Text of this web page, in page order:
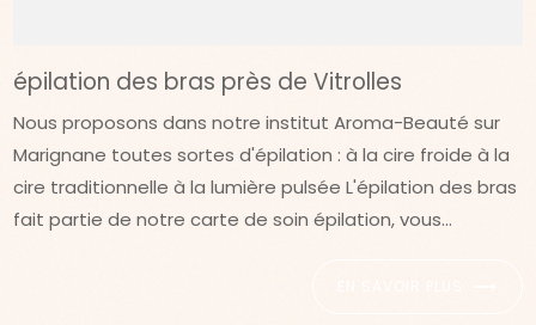
épilation des bras près de Vitrolles
Nous proposons dans notre institut Aroma-Beauté sur
Marignane toutes sortes d'épilation : à la cire froide à la
cire traditionnelle à la lumière pulsée L'épilation des bras
fait partie de notre carte de soin épilation, vous...